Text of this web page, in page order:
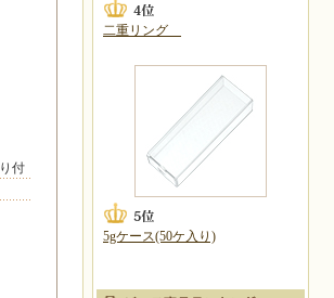
付
二重リング
5gケース(50ケ入り)